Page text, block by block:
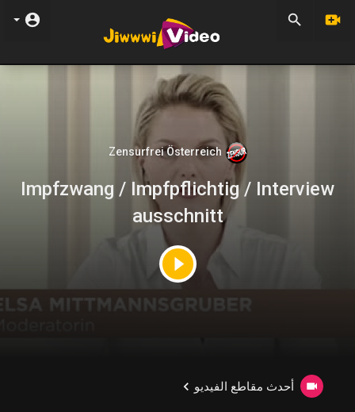
Impfzwang / Impfpflichtig / Interview
ausschnitt
أحدث مقاطع الفيديو